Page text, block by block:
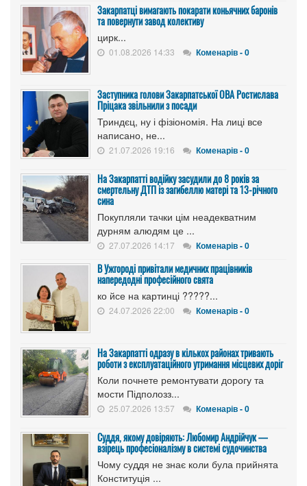
Закарпатці вимагають покарати коньячних баронів
та повернути завод колективу
цирк...
01.08.2026 14:33 Коменарів - 0
Заступника голови Закарпатської ОВА Ростислава
Пріцака звільнили з посади
Триндєц, ну і фізіономія. На лиці все
написано, не...
21.07.2026 19:16 Коменарів - 0
На Закарпатті водійку засудили до 8 років за
смертельну ДТП із загибеллю матері та 13-річного
сина
Покупляли тачки цім неадекватним
дурням алюдям це ...
27.07.2026 14:17 Коменарів - 0
В Ужгороді привітали медичних працівників
напередодні професійного свята
ко йсе на картинці ?????...
24.07.2026 22:00 Коменарів - 0
На Закарпатті одразу в кількох районах тривають
роботи з експлуатаційного утримання місцевих доріг
Коли почнете ремонтувати дорогу та
мости Підполозз...
25.07.2026 13:57 Коменарів - 0
Суддя, якому довіряють: Любомир Андрійчук —
взірець професіоналізму в системі судочинства
Чому суддя не знає коли була прийнята
Конституція ...